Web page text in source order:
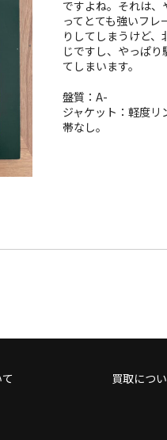
ですよね。それは
ってとても強いフレ
りしてしまうけど
じですし、やっぱ
てしまいます。
盤質：A-
ジャケット：軽度リ
帯なし。
買取につ